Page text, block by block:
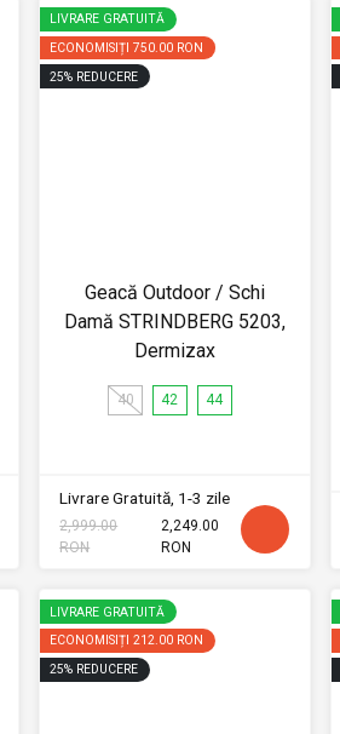
LIVRARE GRATUITĂ
ECONOMISIȚI 750.00 RON
25% REDUCERE
Geacă Outdoor / Schi
Damă STRINDBERG 5203,
Dermizax
40 42 44
Livrare Gratuită, 1-3 zile
2,999.00
RON
2,249.00
RON
LIVRARE GRATUITĂ
ECONOMISIȚI 212.00 RON
25% REDUCERE